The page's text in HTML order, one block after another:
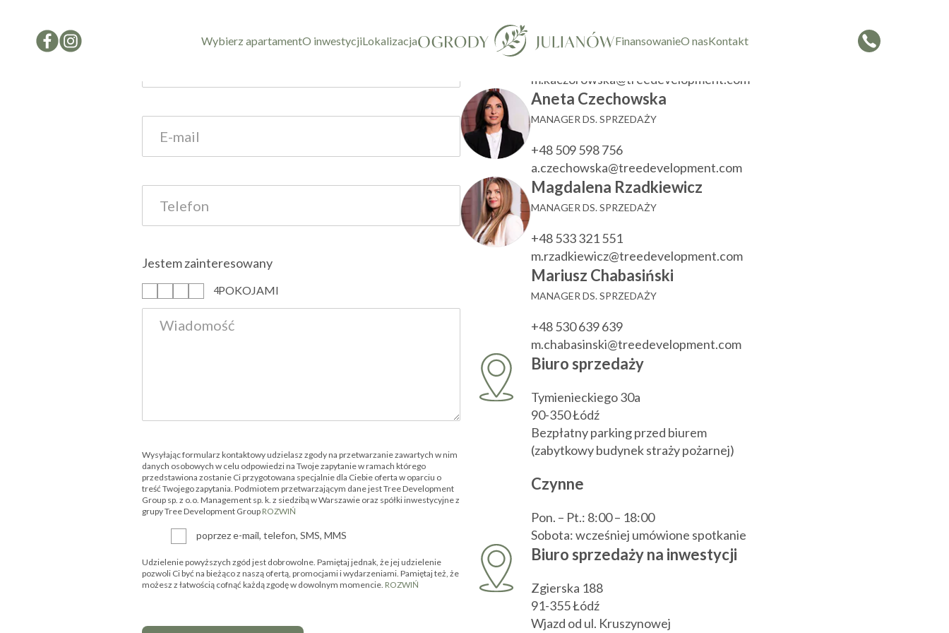
Wybierz apartamentO inwestycjiLokalizacja FinansowanieO nasKontakt
Jestem zainteresowany
4POKOJAMI
Wysyłając formularz kontaktowy udzielasz zgody na przetwarzanie zawartych w nim
danych osobowych w celu odpowiedzi na Twoje zapytanie w ramach którego
przedstawiona zostanie Ci przygotowana specjalnie dla Ciebie oferta w oparciu o
treść Twojego zapytania. Podmiotem przetwarzającym dane jest Tree Development
Group sp. z o.o. Management sp. k. z siedzibą w Warszawie oraz spółki inwestycyjne z
grupy Tree Development Group ROZWIŃ
poprzez e-mail, telefon, SMS, MMS
Udzielenie powyższych zgód jest dobrowolne. Pamiętaj jednak, że jej udzielenie
pozwoli Ci być na bieżąco z naszą ofertą, promocjami i wydarzeniami. Pamiętaj też, że
możesz z łatwością cofnąć każdą zgodę w dowolnym momencie. ROZWIŃ
KIEROWNIK DZIAŁU SPRZEDAŻY
m.kaczorowska@treedevelopment.com
Aneta Czechowska
MANAGER DS. SPRZEDAŻY
+48 509 598 756
a.czechowska@treedevelopment.com
Magdalena Rzadkiewicz
MANAGER DS. SPRZEDAŻY
+48 533 321 551
m.rzadkiewicz@treedevelopment.com
Mariusz Chabasiński
MANAGER DS. SPRZEDAŻY
+48 530 639 639
m.chabasinski@treedevelopment.com
Biuro sprzedaży
Tymienieckiego 30a
90-350 Łódź
Bezpłatny parking przed biurem
(zabytkowy budynek straży pożarnej)
Czynne
Pon. – Pt.: 8:00 – 18:00
Sobota: wcześniej umówione spotkanie
Biuro sprzedaży na inwestycji
Zgierska 188
91-355 Łódź
Wjazd od ul. Kruszynowej